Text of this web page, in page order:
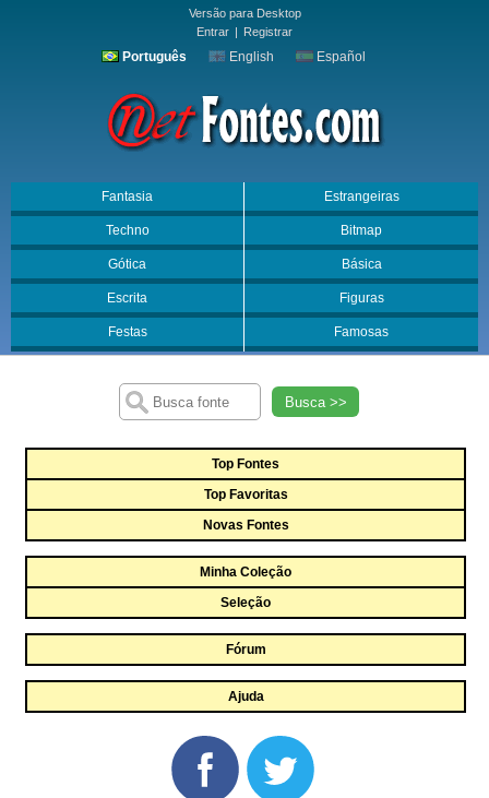
Versão para Desktop
Entrar | Registrar
Português English Español
Fantasia Estrangeiras
Techno Bitmap
Gótica Básica
Escrita Figuras
Festas Famosas
Busca >>
Top Fontes
Top Favoritas
Novas Fontes
Minha Coleção
Seleção
Fórum
Ajuda